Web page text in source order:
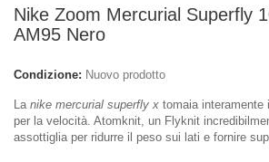
Nike Zoom Mercurial Superfly
AM95 Nero
Condizione: Nuovo prodotto
La nike mercurial superfly x tomaia interamente
per la velocità. Atomknit, un Flyknit
assottiglia per ridurre il peso sui lati e fornire